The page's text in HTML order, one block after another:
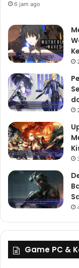
6 jam ago
Game PC &